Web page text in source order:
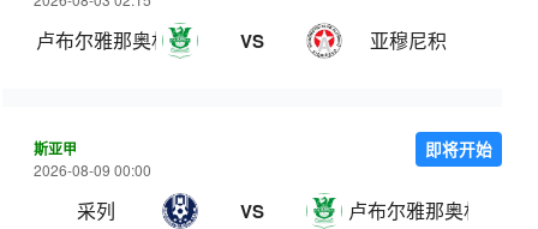
卢布尔雅那奥林匹亚 VS 亚穆尼积
斯亚甲
2026-08-09 00:00
采列 VS 卢布尔雅那奥林匹亚
即将开始